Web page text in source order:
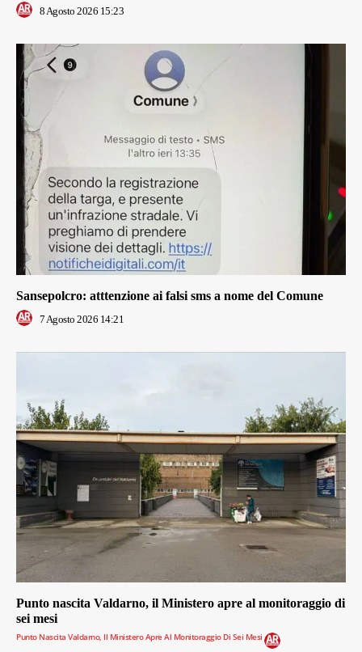
8 Agosto 2026 15:23
Sansepolcro: atttenzione ai falsi sms a nome del Comune
7 Agosto 2026 14:21
Punto nascita Valdarno, il Ministero apre al monitoraggio di
sei mesi
Punto Nascita Valdarno, Il Ministero Apre Al Monitoraggio Di Sei Mesi